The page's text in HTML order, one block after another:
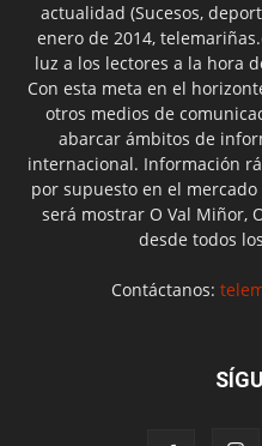
actualidad (Sucesos,
enero de 2014,
luz a los lectores a la hora
Con esta meta en el
otros medios de
abarcar ámbitos de
internacional. Información
por supuesto en el
será mostrar O Val Miñor,
desde todos
Contáctanos: